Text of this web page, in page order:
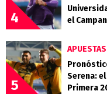
4
el
5
APUESTAS
Serena:
Primera